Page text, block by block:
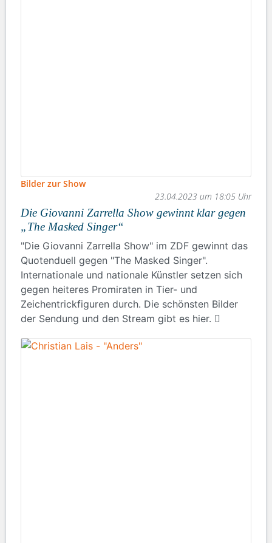
Bilder zur Show
23.04.2023 um 18:05 Uhr
Die Giovanni Zarrella Show gewinnt klar gegen
„The Masked Singer“
"Die Giovanni Zarrella Show" im ZDF gewinnt das
Quotenduell gegen "The Masked Singer".
Internationale und nationale Künstler setzen sich
gegen heiteres Promiraten in Tier- und
Zeichentrickfiguren durch. Die schönsten Bilder
der Sendung und den Stream gibt es hier.